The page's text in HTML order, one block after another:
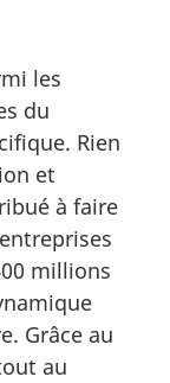
les
du
Rien
et
à faire
millions
Grâce au
au